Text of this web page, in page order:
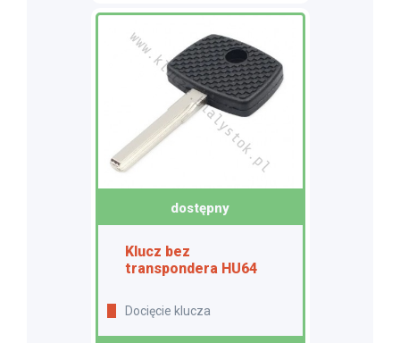
dostępny
Klucz bez
transpondera HU64
Docięcie klucza